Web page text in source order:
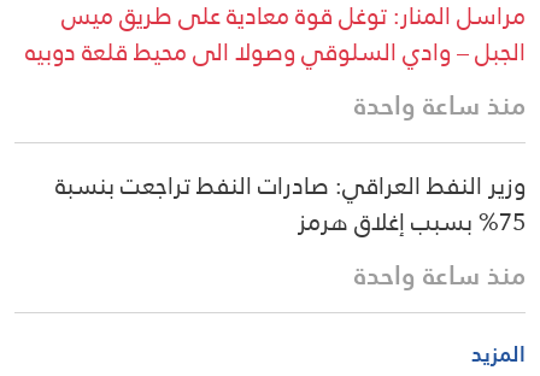
مراسل المنار: توغل قوة معادية على طريق ميس
الجبل – وادي السلوقي وصولا الى محيط قلعة دوبيه
منذ ساعة واحدة
وزير النفط العراقي: صادرات النفط تراجعت بنسبة
75% بسبب إغلاق هرمز
منذ ساعة واحدة
المزيد